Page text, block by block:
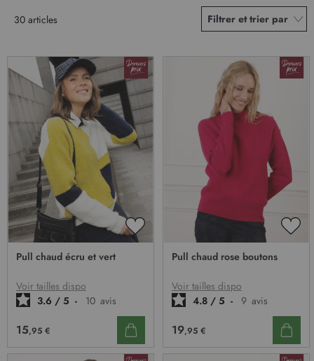
30 articles
AJOUTER
D’ENVIE
Pull chaud écru et vert
Voir tailles dispo
3.6 / 5 - 10 avis
15,95 €
Pull chaud rose boutons
Voir tailles dispo
4.8 / 5 - 9 avis
19,95 €
Filtrer et trier par